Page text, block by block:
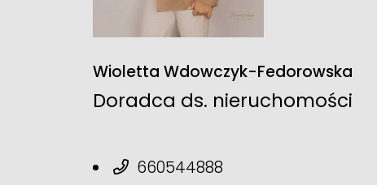
Wioletta Wdowczyk-Fedorowska
Doradca ds. nieruchomości
660544888